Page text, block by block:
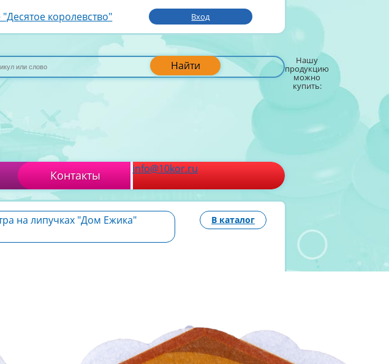
королевство" Вход
Найти Нашу
продукцию
можно
купить:
Контакты info@10kor.ru
на липучках "Дом Ежика"
В каталог